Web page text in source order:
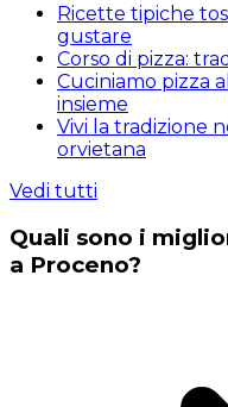
Ricette tipiche
gustare
Corso di pizza:
Cuciniamo pizza
insieme
Vivi la tradizione
orvietana
Vedi tutti
Quali sono i
a Proceno?